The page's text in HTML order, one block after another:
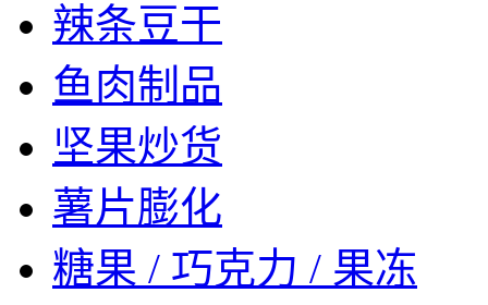
辣条豆干
鱼肉制品
坚果炒货
薯片膨化
糖果 / 巧克力 / 果冻